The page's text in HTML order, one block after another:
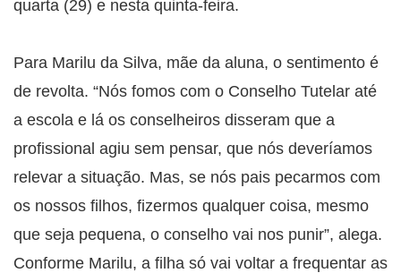
quarta (29) e nesta quinta-feira.
Para Marilu da Silva, mãe da aluna, o sentimento é
de revolta. “Nós fomos com o Conselho Tutelar até
a escola e lá os conselheiros disseram que a
profissional agiu sem pensar, que nós deveríamos
relevar a situação. Mas, se nós pais pecarmos com
os nossos filhos, fizermos qualquer coisa, mesmo
que seja pequena, o conselho vai nos punir”, alega.
Conforme Marilu, a filha só vai voltar a frequentar as